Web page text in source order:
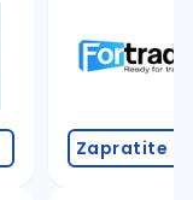
č, ć, š, đ,
Zapratite